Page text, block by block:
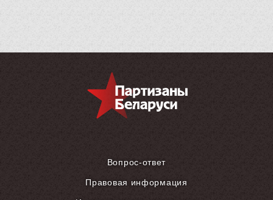
Вопрос-ответ
Правовая информация